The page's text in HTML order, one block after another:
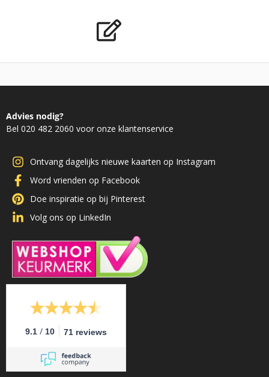
Advies nodig?
Bel 020 482 2060 voor onze klantenservice
Ontvang dagelijks nieuwe kaarten op Instagram
Word vrienden op Facebook
Doe inspiratie op bij Pinterest
Volg ons op LinkedIn
9.1 / 10 71 reviews